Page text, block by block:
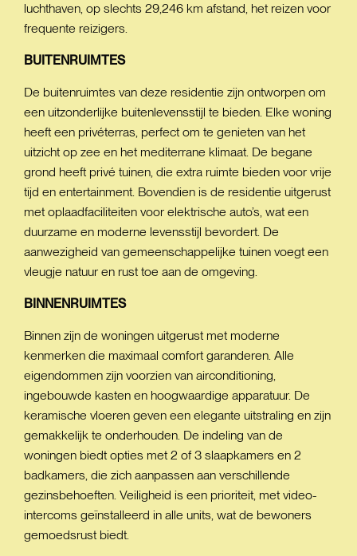
luchthaven, op slechts 29,246 km afstand, het reizen voor
frequente reizigers.
BUITENRUIMTES
De buitenruimtes van deze residentie zijn ontworpen om
een uitzonderlijke buitenlevensstijl te bieden. Elke woning
heeft een privéterras, perfect om te genieten van het
uitzicht op zee en het mediterrane klimaat. De begane
grond heeft privé tuinen, die extra ruimte bieden voor vrije
tijd en entertainment. Bovendien is de residentie uitgerust
met oplaadfaciliteiten voor elektrische auto’s, wat een
duurzame en moderne levensstijl bevordert. De
aanwezigheid van gemeenschappelijke tuinen voegt een
vleugje natuur en rust toe aan de omgeving.
BINNENRUIMTES
Binnen zijn de woningen uitgerust met moderne
kenmerken die maximaal comfort garanderen. Alle
eigendommen zijn voorzien van airconditioning,
ingebouwde kasten en hoogwaardige apparatuur. De
keramische vloeren geven een elegante uitstraling en zijn
gemakkelijk te onderhouden. De indeling van de
woningen biedt opties met 2 of 3 slaapkamers en 2
badkamers, die zich aanpassen aan verschillende
gezinsbehoeften. Veiligheid is een prioriteit, met video-
intercoms geïnstalleerd in alle units, wat de bewoners
gemoedsrust biedt.